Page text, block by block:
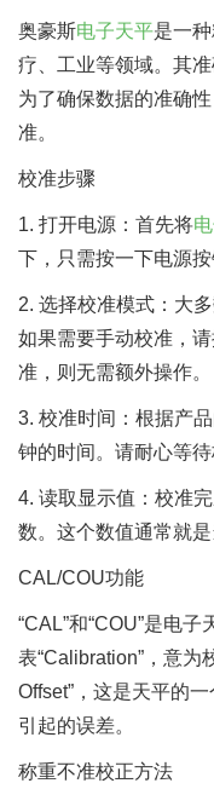
奥豪斯电子天平是一
疗、工业等领域。其
为了确保数据的准确
准。
校准步骤
1. 打开电源：首先将
下，只需按一下电源按
2. 选择校准模式：大
如果需要手动校准，
准，则无需额外操作。
3. 校准时间：根据产
钟的时间。请耐心等待
4. 读取显示值：校准
数。这个数值通常就是
CAL/COU功能
“CAL”和“COU”是电
表“Calibration”，意为
Offset”，这是天平的
引起的误差。
称重不准校正方法